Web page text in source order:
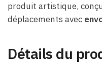
produit artistique,
déplacements avec
Détails du